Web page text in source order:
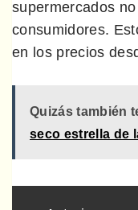
supermercados
consumidores.
en los precios
Quizás también
seco estrella de